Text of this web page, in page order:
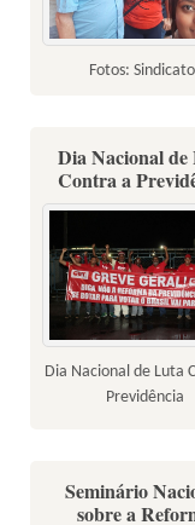
Fotos:
Dia Nacional
Contra a
Dia Nacional de Luta
Previdência
Seminário
sobre a